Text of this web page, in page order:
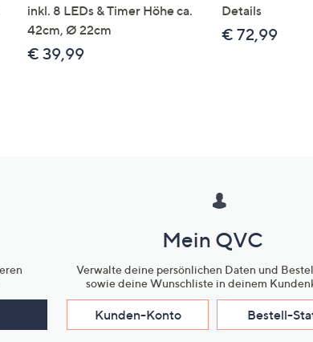
inkl. 8 LEDs & Timer Höhe ca.
42cm, Ø 22cm
€ 39,99
Details
€ 72,99
Mein QVC
Verwalte deine persönlichen Daten und
sowie deine Wunschliste in deinem
Kunden-Konto Bestell-